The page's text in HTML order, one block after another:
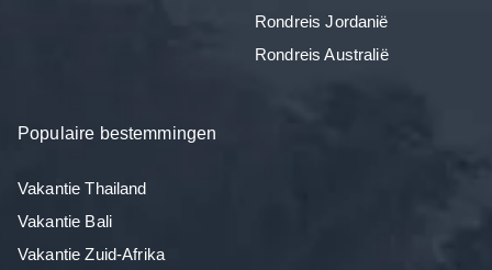
Rondreis Jordanië
Rondreis Australië
Populaire bestemmingen
Vakantie Thailand
Vakantie Bali
Vakantie Zuid-Afrika